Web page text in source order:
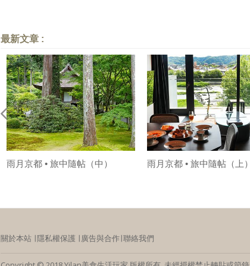
最新文章 :
雨月京都 • 旅中隨帖（中） 雨月京都 • 旅中隨帖（上）
關於本站 ∣隱私權保護 ∣廣告與合作∣聯絡我們